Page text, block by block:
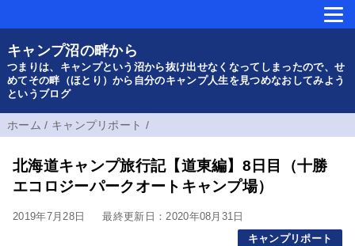
キャンプ沼の畔から
つまりは、キャンプという沼から抜け出せなくなってしまったので、せ
めてその畔（ほとり）から自分のキャンプ人生を見つめなおしてみよう
というブログ
ホーム / キャンプリポート /
北海道キャンプ旅行記【道東編】8日目（十勝
エコロジーパークオートキャンプ場）
2019年7月28日
最終更新日：2020年08月31日
キャンプリポート